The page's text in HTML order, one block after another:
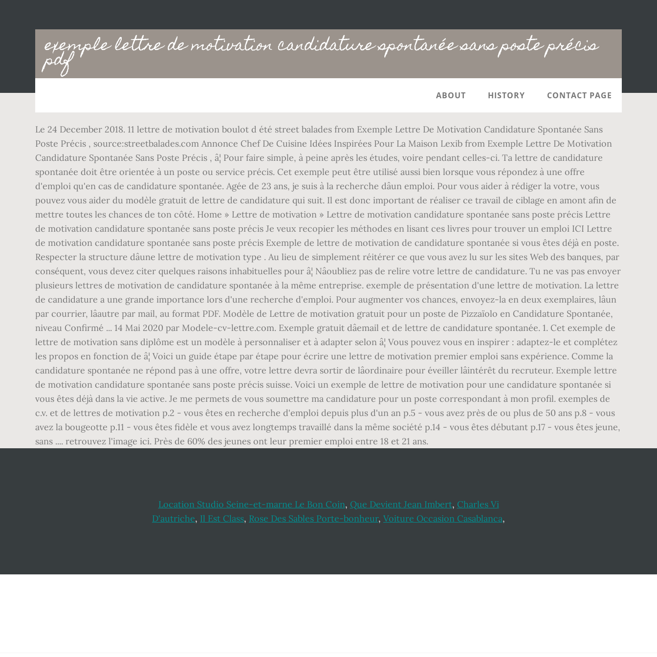
exemple lettre de motivation candidature spontanée sans poste précis
pdf
Main
navigation
ABOUT HISTORY CONTACT PAGE
Le 24 December 2018. 11 lettre de motivation boulot d été street balades from Exemple Lettre De Motivation Candidature Spontanée Sans
Poste Précis , source:streetbalades.com Annonce Chef De Cuisine Idées Inspirées Pour La Maison Lexib from Exemple Lettre De Motivation
Candidature Spontanée Sans Poste Précis , â¦ Pour faire simple, à peine après les études, voire pendant celles-ci. Ta lettre de candidature
spontanée doit être orientée à un poste ou service précis. Cet exemple peut être utilisé aussi bien lorsque vous répondez à une offre
d'emploi qu'en cas de candidature spontanée. Agée de 23 ans, je suis à la recherche dâun emploi. Pour vous aider à rédiger la votre, vous
pouvez vous aider du modèle gratuit de lettre de candidature qui suit. Il est donc important de réaliser ce travail de ciblage en amont afin de
mettre toutes les chances de ton côté. Home » Lettre de motivation » Lettre de motivation candidature spontanée sans poste précis Lettre
de motivation candidature spontanée sans poste précis Je veux recopier les méthodes en lisant ces livres pour trouver un emploi ICI Lettre
de motivation candidature spontanée sans poste précis Exemple de lettre de motivation de candidature spontanée si vous êtes déjà en poste.
Respecter la structure dâune lettre de motivation type . Au lieu de simplement réitérer ce que vous avez lu sur les sites Web des banques, par
conséquent, vous devez citer quelques raisons inhabituelles pour â¦ Nâoubliez pas de relire votre lettre de candidature. Tu ne vas pas envoyer
plusieurs lettres de motivation de candidature spontanée à la même entreprise. exemple de présentation d'une lettre de motivation. La lettre
de candidature a une grande importance lors d'une recherche d'emploi. Pour augmenter vos chances, envoyez-la en deux exemplaires, lâun
par courrier, lâautre par mail, au format PDF. Modèle de Lettre de motivation gratuit pour un poste de Pizzaïolo en Candidature Spontanée,
niveau Confirmé ... 14 Mai 2020 par Modele-cv-lettre.com. Exemple gratuit dâemail et de lettre de candidature spontanée. 1. Cet exemple de
lettre de motivation sans diplôme est un modèle à personnaliser et à adapter selon â¦ Vous pouvez vous en inspirer : adaptez-le et complétez
les propos en fonction de â¦ Voici un guide étape par étape pour écrire une lettre de motivation premier emploi sans expérience. Comme la
candidature spontanée ne répond pas à une offre, votre lettre devra sortir de lâordinaire pour éveiller lâintérêt du recruteur. Exemple lettre
de motivation candidature spontanée sans poste précis suisse. Voici un exemple de lettre de motivation pour une candidature spontanée si
vous êtes déjà dans la vie active. Je me permets de vous soumettre ma candidature pour un poste correspondant à mon profil. exemples de
c.v. et de lettres de motivation p.2 - vous êtes en recherche d'emploi depuis plus d'un an p.5 - vous avez près de ou plus de 50 ans p.8 - vous
avez la bougeotte p.11 - vous êtes fidèle et vous avez longtemps travaillé dans la même société p.14 - vous êtes débutant p.17 - vous êtes jeune,
sans .... retrouvez l'image ici. Près de 60% des jeunes ont leur premier emploi entre 18 et 21 ans.
Location Studio Seine-et-marne Le Bon Coin, Que Devient Jean Imbert, Charles Vi
D'autriche, Il Est Class, Rose Des Sables Porte-bonheur, Voiture Occasion Casablanca,